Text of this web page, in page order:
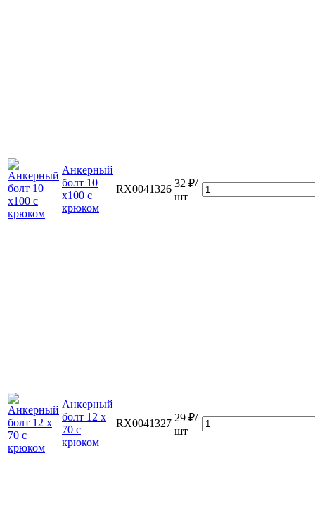
Анкерный
болт 10
х100 с
крюком
RX0041326 32 ₽/
шт
Анкерный
болт 12 х
70 с
крюком
RX0041327 29 ₽/
шт